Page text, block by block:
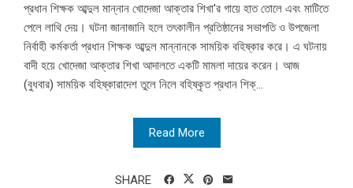
প্রধান শিক্ষক আব্দুল মান্নান খোদেজা আক্তার শিখা'র গায়ে হাত তোলে এবং মাটিতে
পেলে লাথি দেয়। ঘটনা জানাজানি হলে তৎকালীন প্রতিষ্ঠানের সভাপতি ও উপজেলা
নির্বাহী কর্মকর্তা প্রধান শিক্ষক আব্দুল মান্নানকে সাময়িক বহিষ্কার করে। এ ঘটনায়
বাদী হয়ে খোদেজা আক্তার শিখা আদালতে একটি মামলা দায়ের করেন। আজ
(বুধবার) সাময়িক বহিষ্কারাদেশ তুলে নিলে বহিষ্কৃত প্রধান শিক্...
Read More
SHARE